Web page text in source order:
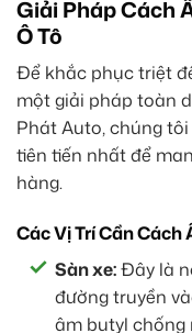
Giải Pháp Cách
Ô Tô
Để khắc phục triệt
một giải pháp toàn
Phát Auto, chúng
tiên tiến nhất để
hàng.
Các Vị Trí Cần Cách
Sàn xe:Đây là
đường truyền
âm butyl chống